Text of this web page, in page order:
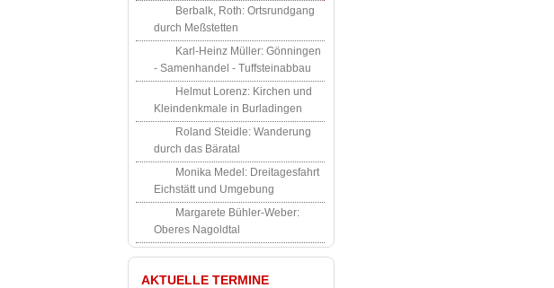
Berbalk, Roth: Ortsrundgang
durch Meßstetten
Karl-Heinz Müller: Gönningen
- Samenhandel - Tuffsteinabbau
Helmut Lorenz: Kirchen und
Kleindenkmale in Burladingen
Roland Steidle: Wanderung
durch das Bäratal
Monika Medel: Dreitagesfahrt
Eichstätt und Umgebung
Margarete Bühler-Weber:
Oberes Nagoldtal
AKTUELLE TERMINE